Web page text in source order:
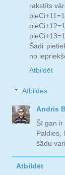
rakstīts
Šādi
no
Atbildēt
Atbildes
Andris
Šī gan ir
Paldies,
šādu
Atbildēt